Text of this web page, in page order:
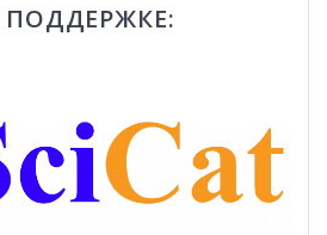
ПОДДЕРЖКЕ: